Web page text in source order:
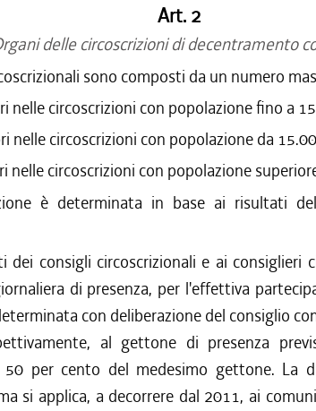
Art. 2
delle circoscrizioni di decentramento
sono composti da un numero
nelle circoscrizioni con popolazione fino a
nelle circoscrizioni con popolazione da
nelle circoscrizioni con popolazione
è determinata in base ai risultati
dei consigli circoscrizionali e ai consiglieri
di presenza, per l'effettiva
con deliberazione del consiglio
al gettone di presenza
per cento del medesimo gettone. La
si applica, a decorrere dal 2011, ai